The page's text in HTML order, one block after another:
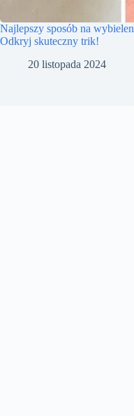
Najlepszy sposób na
Odkryj skuteczny trik!
20 listopada 2024